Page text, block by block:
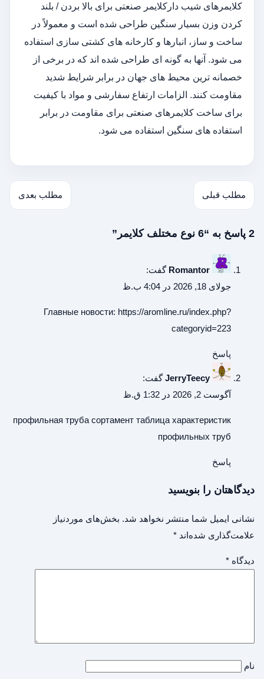
کلایمرهای شیب دارکلایمر صنعتی برای بالا بردن / بلند
کردن وزن بسیار سنگین طراحی شده است و معمولاً در
ساخت و ساز، انبارها و کارخانه های کشتی سازی استفاده
می شود. آنها به گونه ای طراحی شده اند که در برخی از
خصمانه ترین محیط های جهان در برابر شرایط شدید
مقاومت کنند. الزامات ارتفاع سفارشی و مواد با کیفیت
برای ساخت کلایمرهای صنعتی برای مقاومت در برابر
استفاده های سنگین استفاده می شود.
مطلب قبلی مطلب بعدی
2 پاسخ به “6 نوع مختلف کلایمر”
Romantor گفت:
جولای 18, 2026 در 4:04 ب.ظ
Главные новости: https://aromline.ru/index.php?
categoryid=223
پاسخ
JerryTeecy گفت:
آگوست 2, 2026 در 1:32 ق.ظ
профильная труба сортамент таблица характеристик
профильных труб
پاسخ
دیدگاهتان را بنویسید
نشانی ایمیل شما منتشر نخواهد شد. بخش‌های موردنیاز
علامت‌گذاری شده‌اند *
دیدگاه *
نام